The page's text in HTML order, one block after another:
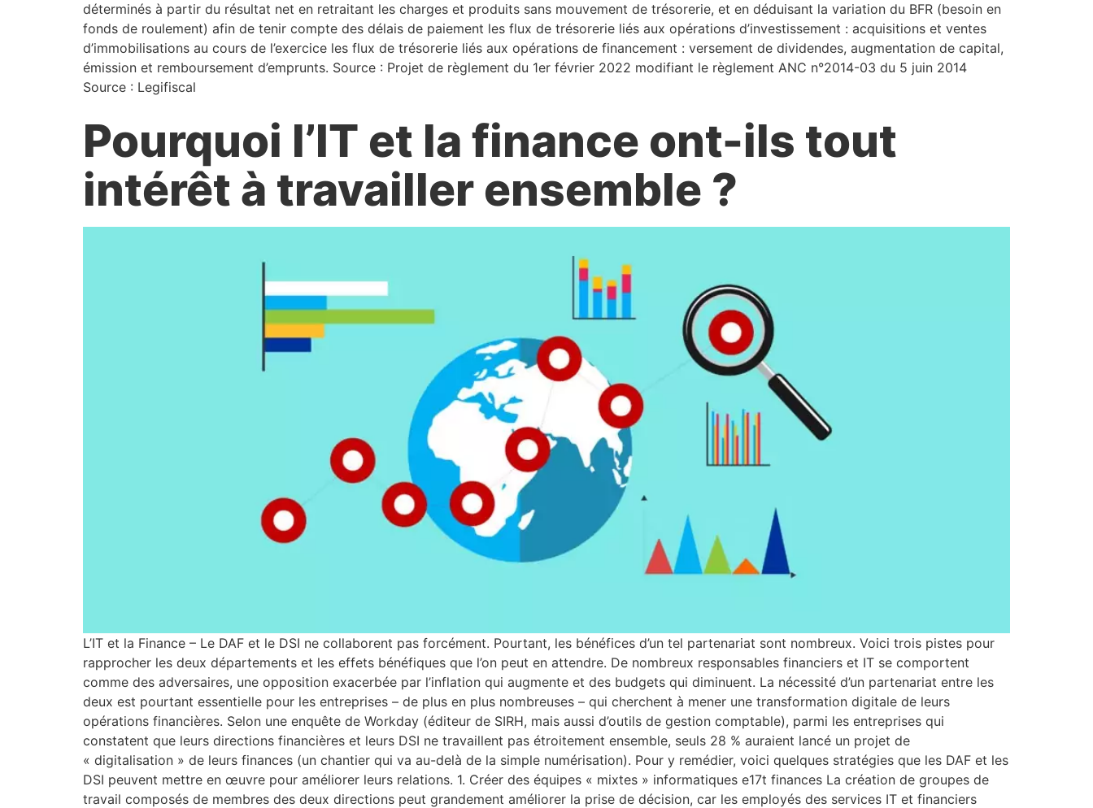
déterminés à partir du résultat net en retraitant les charges et produits sans mouvement de trésorerie, et en déduisant la variation du BFR (besoin en
fonds de roulement) afin de tenir compte des délais de paiement les flux de trésorerie liés aux opérations d’investissement : acquisitions et ventes
d’immobilisations au cours de l’exercice les flux de trésorerie liés aux opérations de financement : versement de dividendes, augmentation de capital,
émission et remboursement d’emprunts. Source : Projet de règlement du 1er février 2022 modifiant le règlement ANC n°2014-03 du 5 juin 2014
Source : Legifiscal
Pourquoi l’IT et la finance ont-ils tout
intérêt à travailler ensemble ?
L’IT et la Finance – Le DAF et le DSI ne collaborent pas forcément. Pourtant, les bénéfices d’un tel partenariat sont nombreux. Voici trois pistes pour
rapprocher les deux départements et les effets bénéfiques que l’on peut en attendre. De nombreux responsables financiers et IT se comportent
comme des adversaires, une opposition exacerbée par l’inflation qui augmente et des budgets qui diminuent. La nécessité d’un partenariat entre les
deux est pourtant essentielle pour les entreprises – de plus en plus nombreuses – qui cherchent à mener une transformation digitale de leurs
opérations financières. Selon une enquête de Workday (éditeur de SIRH, mais aussi d’outils de gestion comptable), parmi les entreprises qui
constatent que leurs directions financières et leurs DSI ne travaillent pas étroitement ensemble, seuls 28 % auraient lancé un projet de
« digitalisation » de leurs finances (un chantier qui va au-delà de la simple numérisation). Pour y remédier, voici quelques stratégies que les DAF et les
DSI peuvent mettre en œuvre pour améliorer leurs relations. 1. Créer des équipes « mixtes » informatiques e17t finances La création de groupes de
travail composés de membres des deux directions peut grandement améliorer la prise de décision, car les employés des services IT et financiers